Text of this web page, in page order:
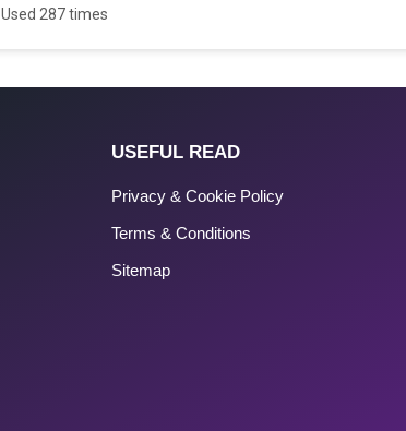
Used 287 times
USEFUL READ
Privacy & Cookie Policy
Terms & Conditions
Sitemap